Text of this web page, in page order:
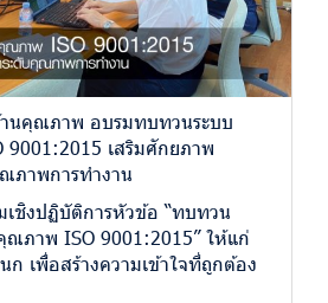
นคุณภาพ อบรมทบทวนระบบ
เสริมศักยภาพ
ภาพการทำงาน
เชิงปฏิบัติการหัวข้อ “ทบทวน
ณภาพ ISO 9001:2015” ให้แก่
เพื่อสร้างความเข้าใจที่ถูกต้อง